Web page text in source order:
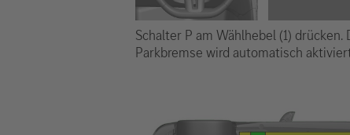
Schalter P am Wählhebel (1) drücken.
Parkbremse wird automatisch